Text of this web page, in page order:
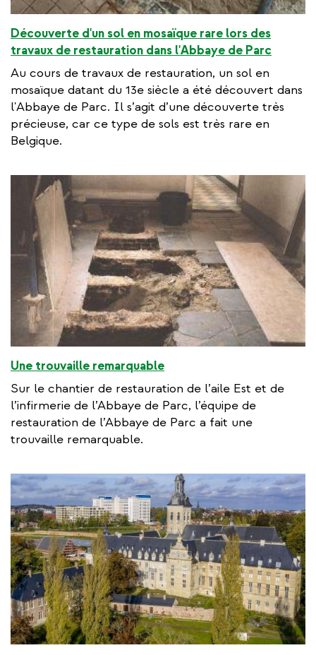
Découverte d'un sol en mosaïque rare lors des
travaux de restauration dans l'Abbaye de Parc
Au cours de travaux de restauration, un sol en
mosaïque datant du 13e siècle a été découvert dans
l'Abbaye de Parc. Il s’agit d’une découverte très
précieuse, car ce type de sols est très rare en
Belgique.
Une trouvaille remarquable
Sur le chantier de restauration de l’aile Est et de
l’infirmerie de l’Abbaye de Parc, l’équipe de
restauration de l’Abbaye de Parc a fait une
trouvaille remarquable.